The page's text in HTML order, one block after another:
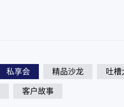
私享会 精品沙龙 吐槽
客户故事